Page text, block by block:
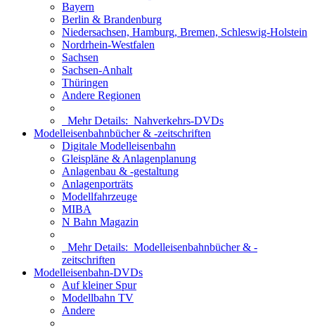
Bayern
Berlin & Brandenburg
Niedersachsen, Hamburg, Bremen, Schleswig-Holstein
Nordrhein-Westfalen
Sachsen
Sachsen-Anhalt
Thüringen
Andere Regionen
Mehr Details: Nahverkehrs-DVDs
Modelleisenbahnbücher & -zeitschriften
Digitale Modelleisenbahn
Gleispläne & Anlagenplanung
Anlagenbau & -gestaltung
Anlagenporträts
Modellfahrzeuge
MIBA
N Bahn Magazin
Mehr Details: Modelleisenbahnbücher & -
zeitschriften
Modelleisenbahn-DVDs
Auf kleiner Spur
Modellbahn TV
Andere